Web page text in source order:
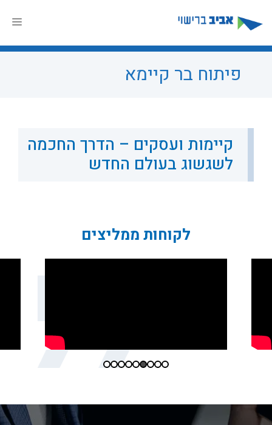
לתוכן
פיתוח בר קיימא
קיימות ועסקים – הדרך החכמה
לשגשוג בעולם החדש
לקוחות ממליצים